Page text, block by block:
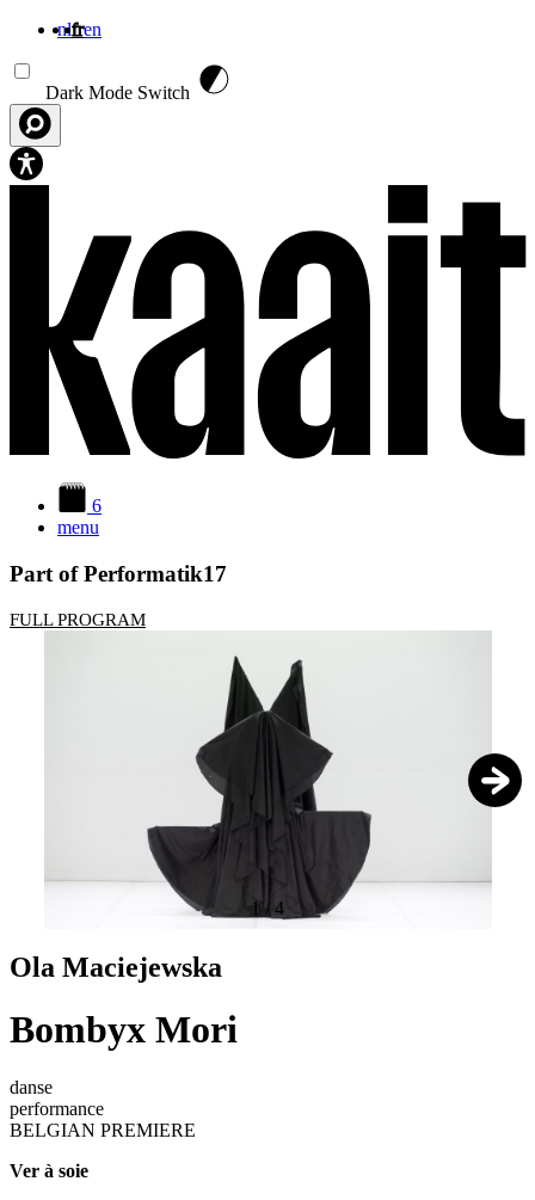
nlfren
Dark Mode Switch
6
menu
Part of Performatik17
FULL PROGRAM
1 /4
Ola Maciejewska
Bombyx Mori
danse
performance
BELGIAN PREMIERE
Ver à soie